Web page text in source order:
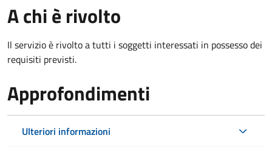
A chi è rivolto
Il servizio è rivolto a tutti i soggetti interessati in possesso dei
requisiti previsti.
Approfondimenti
Ulteriori informazioni